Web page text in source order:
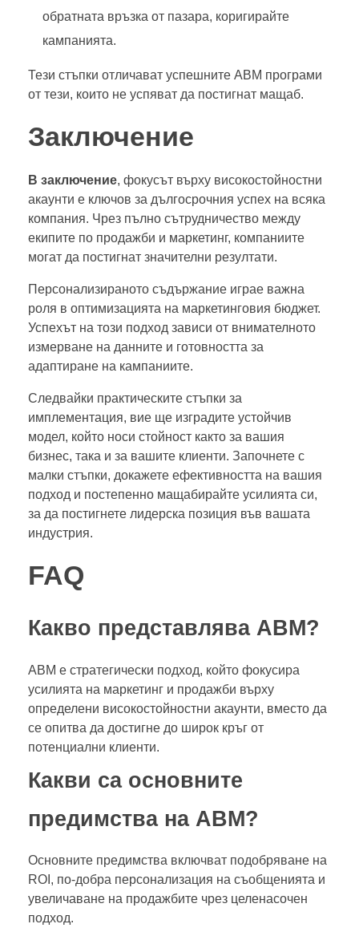
обратната връзка от пазара, коригирайте
кампанията.
Тези стъпки отличават успешните ABM програми
от тези, които не успяват да постигнат мащаб.
Заключение
В заключение, фокусът върху високостойностни
акаунти е ключов за дългосрочния успех на всяка
компания. Чрез пълно сътрудничество между
екипите по продажби и маркетинг, компаниите
могат да постигнат значителни резултати.
Персонализираното съдържание играе важна
роля в оптимизацията на маркетинговия бюджет.
Успехът на този подход зависи от внимателното
измерване на данните и готовността за
адаптиране на кампаниите.
Следвайки практическите стъпки за
имплементация, вие ще изградите устойчив
модел, който носи стойност както за вашия
бизнес, така и за вашите клиенти. Започнете с
малки стъпки, докажете ефективността на вашия
подход и постепенно мащабирайте усилията си,
за да постигнете лидерска позиция във вашата
индустрия.
FAQ
Какво представлява ABM?
ABM е стратегически подход, който фокусира
усилията на маркетинг и продажби върху
определени високостойностни акаунти, вместо да
се опитва да достигне до широк кръг от
потенциални клиенти.
Какви са основните
предимства на ABM?
Основните предимства включват подобряване на
ROI, по-добра персонализация на съобщенията и
увеличаване на продажбите чрез целенасочен
подход.